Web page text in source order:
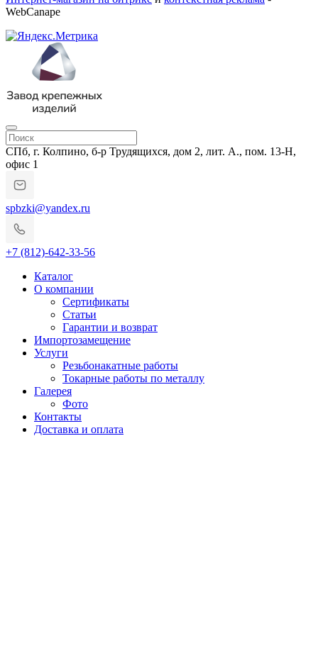
WebCanape
СПб, г. Колпино, б-р Трудящихся, дом 2, лит. А., пом. 13-Н,
офис 1
spbzki@yandex.ru
+7 (812)-642-33-56
Каталог
О компании
Сертификаты
Статьи
Гарантии и возврат
Импортозамещение
Услуги
Резьбонакатные работы
Токарные работы по металлу
Галерея
Фото
Контакты
Доставка и оплата